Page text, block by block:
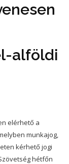
alföldi
elérhető a
munkajog,
kérhető jogi
hétfőn